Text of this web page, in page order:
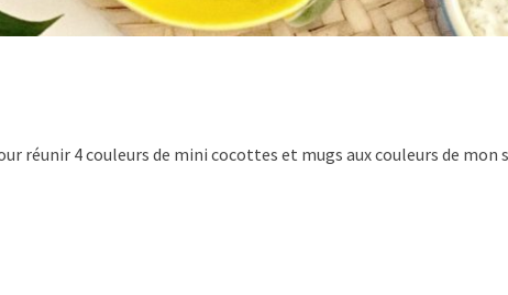
réunir 4 couleurs de mini cocottes et mugs aux couleurs de mon